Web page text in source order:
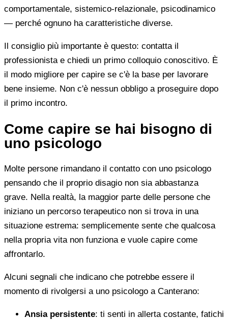
comportamentale, sistemico-relazionale, psicodinamico
— perché ognuno ha caratteristiche diverse.
Il consiglio più importante è questo: contatta il
professionista e chiedi un primo colloquio conoscitivo. È
il modo migliore per capire se c'è la base per lavorare
bene insieme. Non c'è nessun obbligo a proseguire dopo
il primo incontro.
Come capire se hai bisogno di
uno psicologo
Molte persone rimandano il contatto con uno psicologo
pensando che il proprio disagio non sia abbastanza
grave. Nella realtà, la maggior parte delle persone che
iniziano un percorso terapeutico non si trova in una
situazione estrema: semplicemente sente che qualcosa
nella propria vita non funziona e vuole capire come
affrontarlo.
Alcuni segnali che indicano che potrebbe essere il
momento di rivolgersi a uno psicologo a Canterano:
Ansia persistente: ti senti in allerta costante, fatichi